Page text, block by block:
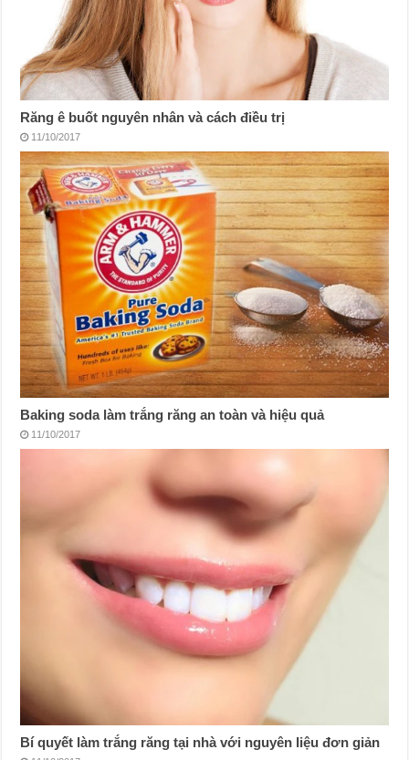
Răng ê buốt nguyên nhân và cách điều trị
11/10/2017
Baking soda làm trắng răng an toàn và hiệu quả
11/10/2017
Bí quyết làm trắng răng tại nhà với nguyên liệu đơn giản